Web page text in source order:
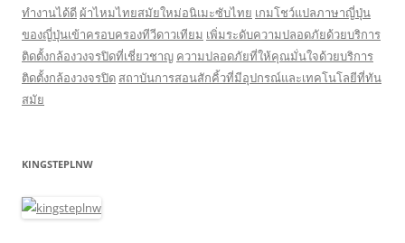
ทำงานได้ดี ผ้าไหมไทยสมัยใหม่อนิเมะซับไทย เกมโชว์แปลภาษาญี่ปุ่น
ของญี่ปุ่นเข้าครอบครองทีวีดาวเทียม เพิ่มระดับความปลอดภัยด้วยบริการ
ติดตั้งกล้องวงจรปิดที่เชี่ยวชาญ ความปลอดภัยที่ให้คุณมั่นใจด้วยบริการ
ติดตั้งกล้องวงจรปิด สถาบันการสอนสักคิ้วที่มีอุปกรณ์และเทคโนโลยีที่ทัน
สมัย
KINGSTEPLNW